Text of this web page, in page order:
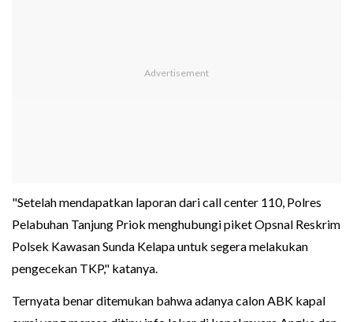
"Setelah mendapatkan laporan dari call center 110, Polres
Pelabuhan Tanjung Priok menghubungi piket Opsnal Reskrim
Polsek Kawasan Sunda Kelapa untuk segera melakukan
pengecekan TKP," katanya.
Ternyata benar ditemukan bahwa adanya calon ABK kapal